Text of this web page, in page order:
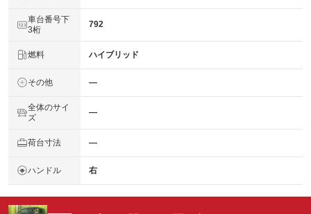
車台番号下
3桁
792
燃料 ハイブリッド
その他 ―
全体のサイ
ズ
―
荷台寸法 ―
ハンドル 右